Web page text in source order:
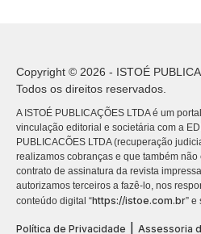
Copyright © 2026 - ISTOÉ
Todos os direitos reservados.
A ISTOÉ PUBLICAÇÕES LTDA é um
vinculação editorial e societária com a
PUBLICACÕES LTDA (recuperação
realizamos cobranças e que também
contrato de assinatura da revista
autorizamos terceiros a fazê-lo, nos
conteúdo digital “https://istoe.com.br” e
Política de Privacidade Assessoria